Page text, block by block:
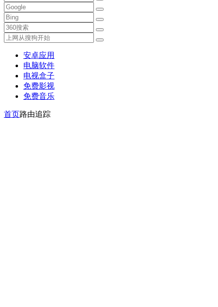
安卓应用
电脑软件
电视盒子
免费影视
免费音乐
首页路由追踪